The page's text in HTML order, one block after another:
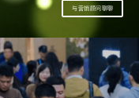
与营销顾问聊聊